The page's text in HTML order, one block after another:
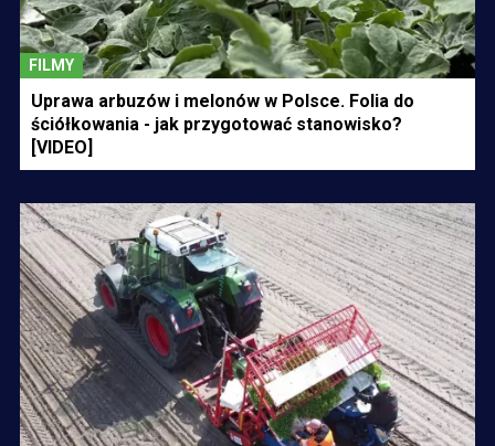
FILMY
Uprawa arbuzów i melonów w Polsce. Folia do
ściółkowania - jak przygotować stanowisko?
[VIDEO]